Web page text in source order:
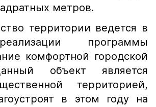
метров.
территории ведется в
программы
комфортной городской
объект является
территорией,
в этом году на